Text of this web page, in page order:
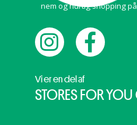
nem og hurtig shopping
Vi er en del af
STORES FOR